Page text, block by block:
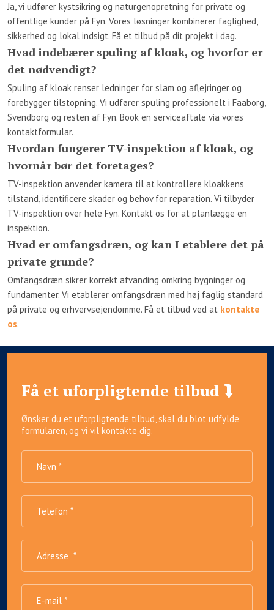
Ja, vi udfører kystsikring og naturgenopretning for private og
offentlige kunder på Fyn. Vores løsninger kombinerer faglighed,
sikkerhed og lokal indsigt. Få et tilbud på dit projekt i dag.
Hvad indebærer spuling af kloak, og hvorfor er
det nødvendigt?
Spuling af kloak renser ledninger for slam og aflejringer og
forebygger tilstopning. Vi udfører spuling professionelt i Faaborg,
Svendborg og resten af Fyn. Book en serviceaftale via vores
kontaktformular.
Hvordan fungerer TV-inspektion af kloak, og
hvornår bør det foretages?
TV-inspektion anvender kamera til at kontrollere kloakkens
tilstand, identificere skader og behov for reparation. Vi tilbyder
TV-inspektion over hele Fyn. Kontakt os for at planlægge en
inspektion.
Hvad er omfangsdræn, og kan I etablere det på
private grunde?
Omfangsdræn sikrer korrekt afvanding omkring bygninger og
fundamenter. Vi etablerer omfangsdræn med høj faglig standard
på private og erhvervsejendomme. Få et tilbud ved at kontakte
os.​
Få et uforpligtende tilbud ⮯
Ønsker du et uforpligtende tilbud, skal du blot udfylde
formularen, og vi vil kontakte dig.